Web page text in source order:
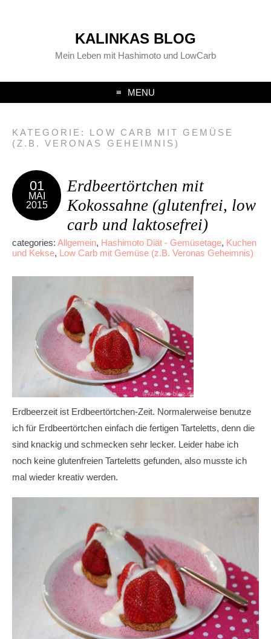
KALINKAS BLOG
Mein Leben mit Hashimoto und LowCarb
MENU
KATEGORIE: LOW CARB MIT GEMÜSE
(Z.B. VERONAS GEHEIMNIS)
01
MAI
2015
Erdbeertörtchen mit
Kokossahne (glutenfrei, low
carb und laktosefrei)
categories: Allgemein, Hashimoto Diät - Gemüsetage, Kuchen
und Kekse, Low Carb mit Gemüse (z.B. Veronas Geheimnis)
Erdbeerzeit ist Erdbeertörtchen-Zeit. Normalerweise benutze
ich für Erdbeertörtchen einfach die fertigen Tarteletts, denn die
sind knackig und schmecken sehr lecker. Leider habe ich
noch keine glutenfreien Tarteletts gefunden, also musste ich
mal wieder kreativ werden.